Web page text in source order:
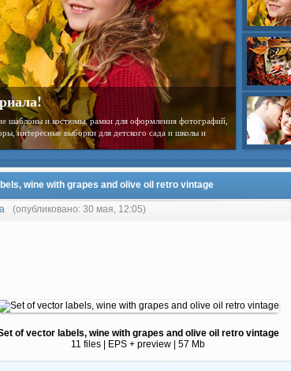
шаблоны и костюмы, рамки для оформления фотографий,
интересные выборки для детского сада и школы и
wine with grapes and olive oil retro vintage
(опубликовано: 30 мая, 12:05)
of vector labels, wine with grapes and olive oil retro vintage
11 files | EPS + preview | 57 Mb